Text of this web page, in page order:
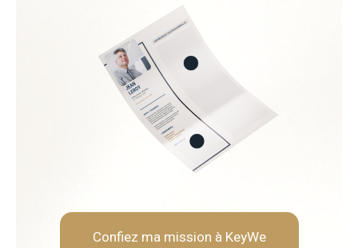
Soft Skills recherchées :
Rigueur et fiabilité
Neutralité et indépendance
Capacité d'analyse et de
Confiez ma mission à KeyWe